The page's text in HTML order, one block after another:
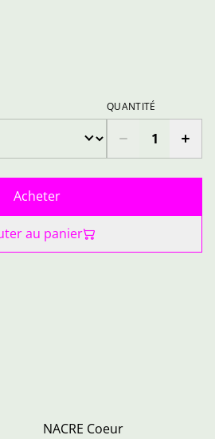
QUANTITÉ
Acheter
au panier
NACRE Coeur